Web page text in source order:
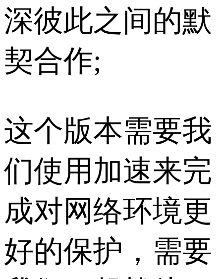
深彼此之间的默
契合作;
这个版本需要我
们使用加速来完
成对网络环境更
好的保护，需要